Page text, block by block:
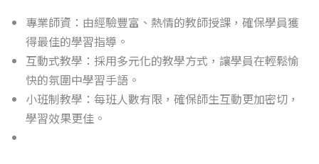
專業師資：由經驗豐富、熱情的教師授課，確保學員獲
得最佳的學習指導。
互動式教學：採用多元化的教學方式，讓學員在輕鬆愉
快的氛圍中學習手語。
小班制教學：每班人數有限，確保師生互動更加密切，
學習效果更佳。